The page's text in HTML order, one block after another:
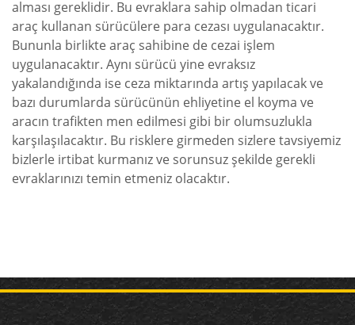
alması gereklidir. Bu evraklara sahip olmadan ticari
araç kullanan sürücülere para cezası uygulanacaktır.
Bununla birlikte araç sahibine de cezai işlem
uygulanacaktır. Aynı sürücü yine evraksız
yakalandığında ise ceza miktarında artış yapılacak ve
bazı durumlarda sürücünün ehliyetine el koyma ve
aracın trafikten men edilmesi gibi bir olumsuzlukla
karşılaşılacaktır. Bu risklere girmeden sizlere tavsiyemiz
bizlerle irtibat kurmanız ve sorunsuz şekilde gerekli
evraklarınızı temin etmeniz olacaktır.